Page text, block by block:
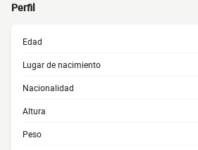
Perfil
Edad
Lugar de nacimiento
Nacionalidad
Altura
Peso